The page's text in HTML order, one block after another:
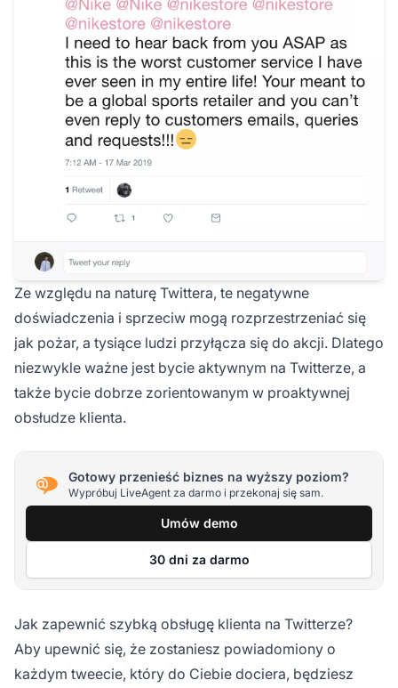
Ze względu na naturę Twittera, te negatywne
doświadczenia i sprzeciw mogą rozprzestrzeniać się
jak pożar, a tysiące ludzi przyłącza się do akcji. Dlatego
niezwykle ważne jest bycie aktywnym na Twitterze, a
także bycie dobrze zorientowanym w proaktywnej
obsłudze klienta.
Gotowy przenieść biznes na wyższy poziom?
Wypróbuj LiveAgent za darmo i przekonaj się sam.
Umów demo
30 dni za darmo
Jak zapewnić szybką obsługę klienta na Twitterze?
Aby upewnić się, że zostaniesz powiadomiony o
każdym tweecie, który do Ciebie dociera, będziesz